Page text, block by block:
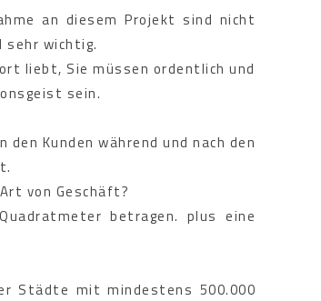
an diesem Projekt sind nicht
sehr wichtig.
liebt, Sie müssen ordentlich und
sein.
Kunden während und nach den
von Geschäft?
betragen. plus eine
Städte mit mindestens 500.000